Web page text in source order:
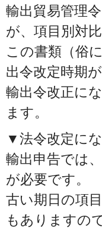
輸出貿易管理
が、項目別対
この書類（俗
出令改定時期
輸出令改正に
ます。
▼法令改定に
輸出申告では
が必要です。
古い期日の項
もありますの